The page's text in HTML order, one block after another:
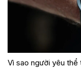
Vì sao người yêu thể